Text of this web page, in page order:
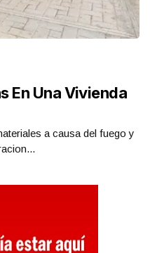
En Una Vivienda
a causa del fuego y